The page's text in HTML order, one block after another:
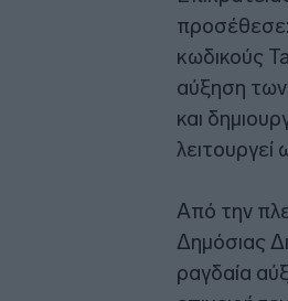
κωδικούς
αύξηση
και
λειτουργεί
Από την
Δημόσιας
ραγδαία